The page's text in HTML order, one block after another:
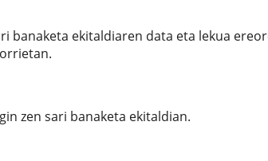
banaketa ekitaldiaren data eta lekua
zen sari banaketa ekitaldian.